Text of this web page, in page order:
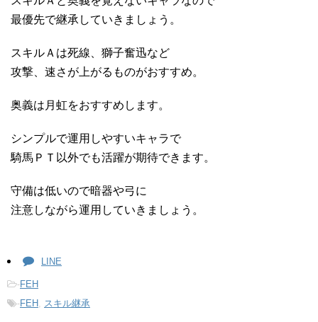
最優先で継承していきましょう。
スキルＡは死線、獅子奮迅など
攻撃、速さが上がるものがおすすめ。
奥義は月虹をおすすめします。
シンプルで運用しやすいキャラで
騎馬ＰＴ以外でも活躍が期待できます。
守備は低いので暗器や弓に
注意しながら運用していきましょう。
LINE
-FEH
-FEH スキル継承